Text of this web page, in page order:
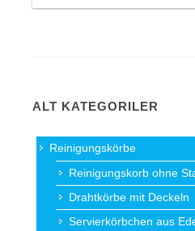
ALT KATEGORILER
Reinigungskörbe
Reinigungskorb ohne
Drahtkörbe mit Deckeln
Servierkörbchen aus